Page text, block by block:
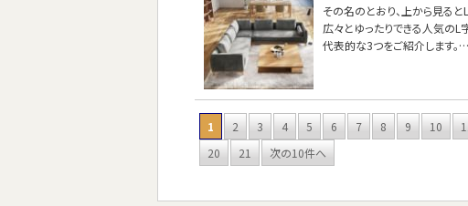
その名のとおり、上から見ると
広々とゆったりできる人気のL
代表的な3つをご紹介します
1 2 3 4 5 6 7 8 9 10
20
21 次の10件へ